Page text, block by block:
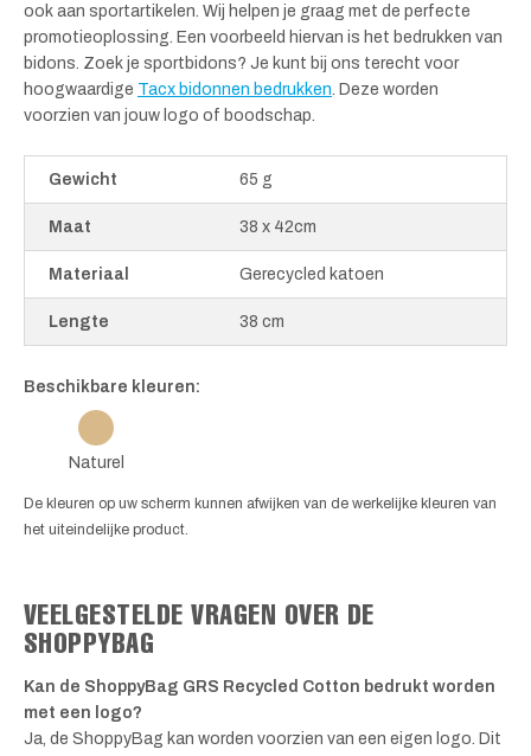
ook aan sportartikelen. Wij helpen je graag met de perfecte
promotieoplossing. Een voorbeeld hiervan is het bedrukken van
bidons. Zoek je sportbidons? Je kunt bij ons terecht voor
hoogwaardige Tacx bidonnen bedrukken . Deze worden
voorzien van jouw logo of boodschap.
Gewicht 65 g
Maat 38 x 42cm
Materiaal Gerecycled katoen
Lengte 38 cm
Beschikbare kleuren:
Naturel
De kleuren op uw scherm kunnen afwijken van de werkelijke kleuren van
het uiteindelijke product.
VEELGESTELDE VRAGEN OVER DE
SHOPPYBAG
Kan de ShoppyBag GRS Recycled Cotton bedrukt worden
met een logo?
Ja, de ShoppyBag kan worden voorzien van een eigen logo. Dit